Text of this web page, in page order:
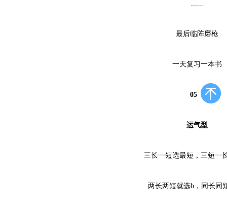
......
最后临阵磨枪
一天复习一本书
05
运气型
三长一短选最短，三短一
两长两短就选b，同长同